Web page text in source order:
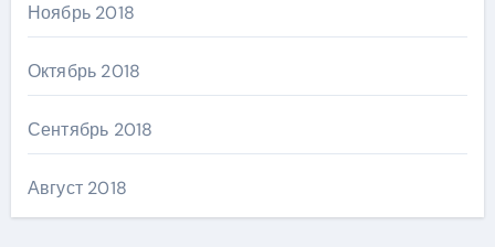
Ноябрь 2018
Октябрь 2018
Сентябрь 2018
Август 2018